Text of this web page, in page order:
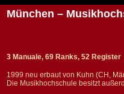
München –
3 Manuale, 69 Ranks, 52 Register
1999 neu erbaut von Kuhn (CH,
Die Musikhochschule besitzt